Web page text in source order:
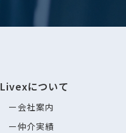
Livexについて
会社案内
仲介実績